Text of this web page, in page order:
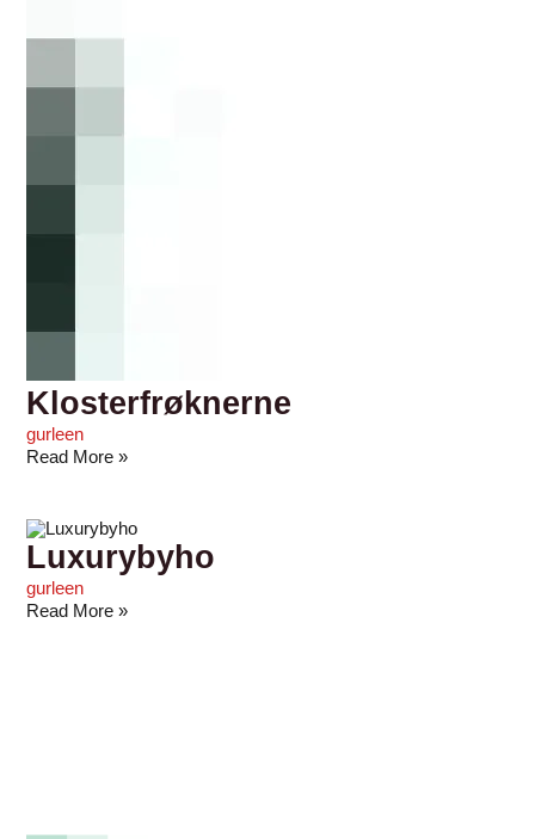
Klosterfrøknerne
gurleen
Read More »
Luxurybyho
gurleen
Read More »